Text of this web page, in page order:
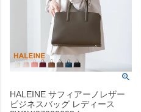
HALEINE サフィアーノレザー
ビジネスバッグ レディース